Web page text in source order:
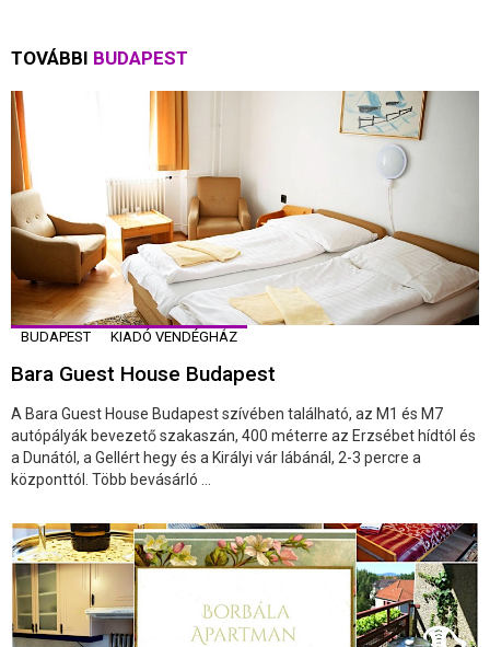
TOVÁBBI BUDAPEST
BUDAPEST KIADÓ VENDÉGHÁZ
Bara Guest House Budapest
A Bara Guest House Budapest szívében található, az M1 és M7
autópályák bevezető szakaszán, 400 méterre az Erzsébet hídtól és
a Dunától, a Gellért hegy és a Királyi vár lábánál, 2-3 percre a
központtól. Több bevásárló ...